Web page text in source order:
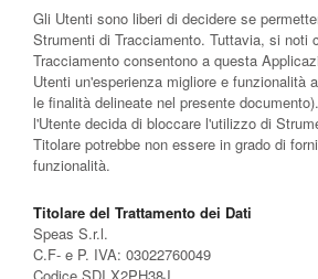
Gli Utenti sono liberi di decidere se
Strumenti di Tracciamento. Tuttavia, si noti
Tracciamento consentono a questa
Utenti un'esperienza migliore e funzionalità
le finalità delineate nel presente
l'Utente decida di bloccare l'utilizzo di
Titolare potrebbe non essere in grado di
funzionalità.
Titolare del Trattamento dei Dati
Speas S.r.l.
C.F- e P. IVA: 03022760049